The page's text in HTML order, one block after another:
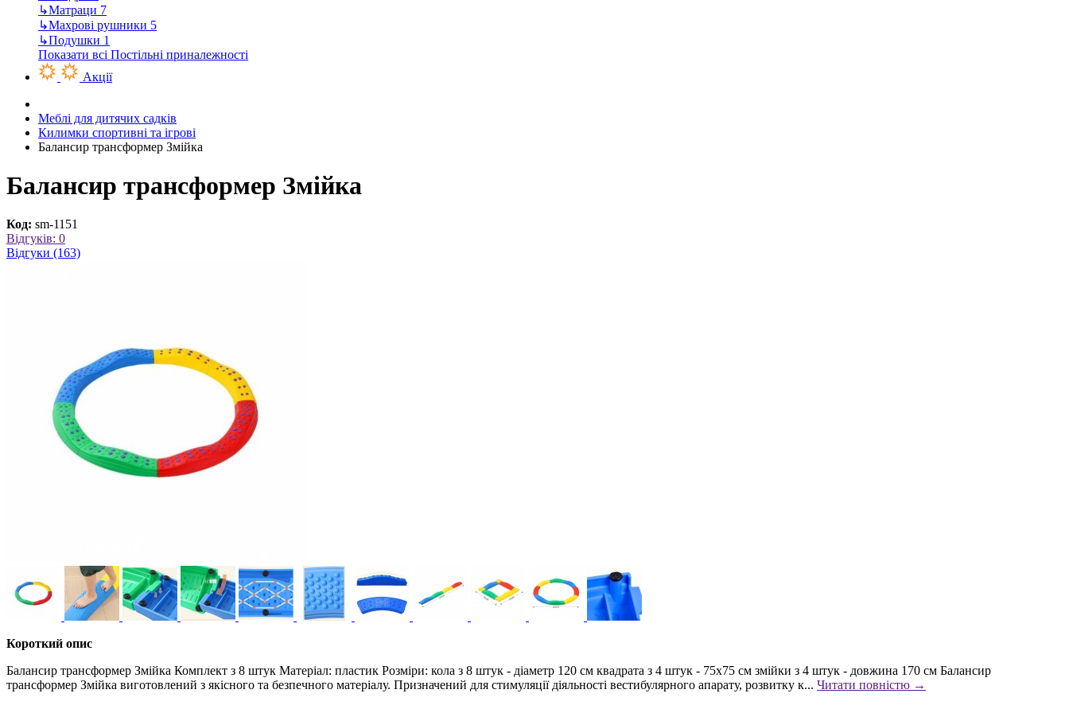
↳Матраци 7
↳Махрові рушники 5
↳Подушки 1
Показати всі Постільні приналежності
Акції
Меблі для дитячих садків
Килимки спортивні та ігрові
Балансир трансформер Змійка
Балансир трансформер Змійка
Код: sm-1151
Відгуків: 0
Відгуки (163)
Короткий опис
Балансир трансформер Змійка Комплект з 8 штук Матеріал: пластик Розміри: кола з 8 штук - діаметр 120 см квадрата з 4 штук - 75х75 см змійки з 4 штук - довжина 170 см Балансир
трансформер Змійка виготовлений з якісного та безпечного матеріалу. Призначений для стимуляції діяльності вестибулярного апарату, розвитку к... Читати повністю →